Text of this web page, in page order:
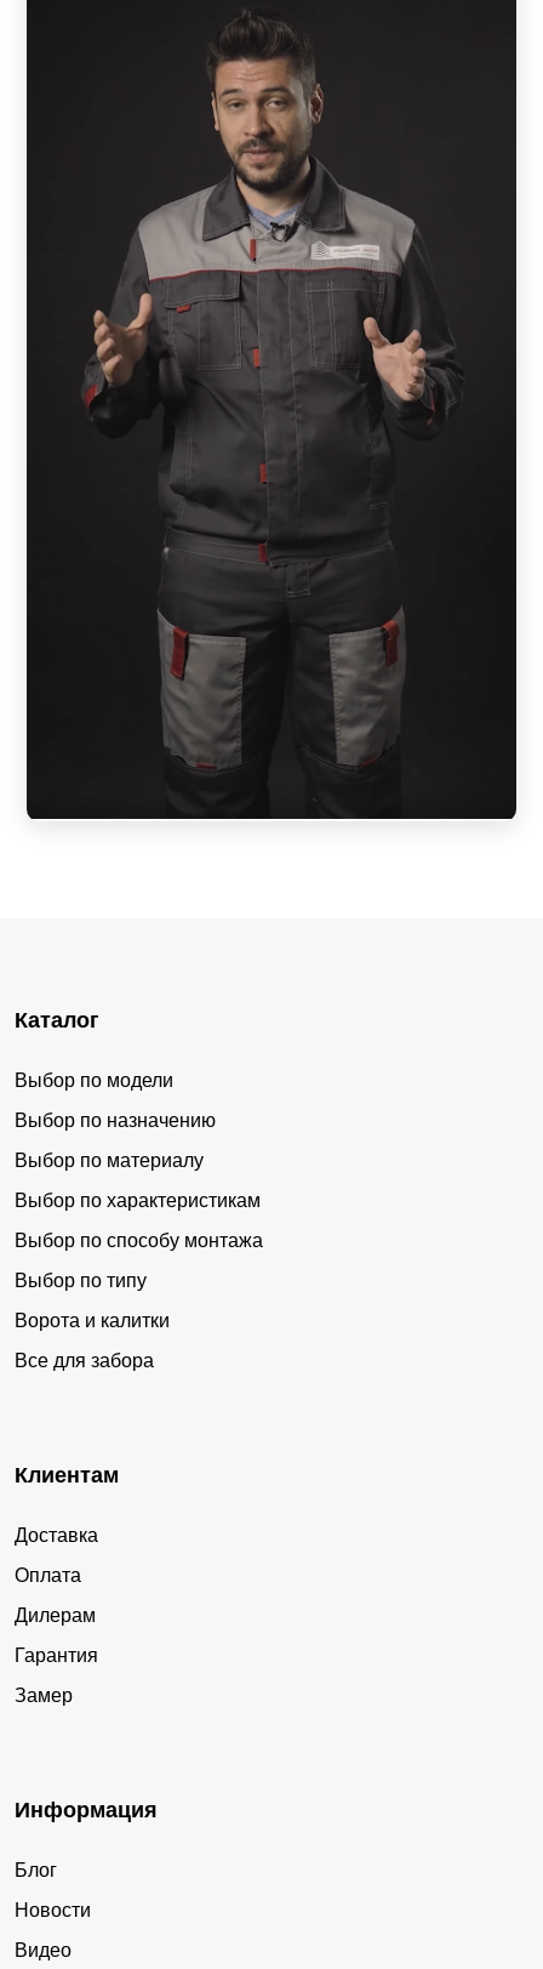
Каталог
Выбор по модели
Выбор по назначению
Выбор по материалу
Выбор по характеристикам
Выбор по способу монтажа
Выбор по типу
Ворота и калитки
Все для забора
Клиентам
Доставка
Оплата
Дилерам
Гарантия
Замер
Информация
Блог
Новости
Видео